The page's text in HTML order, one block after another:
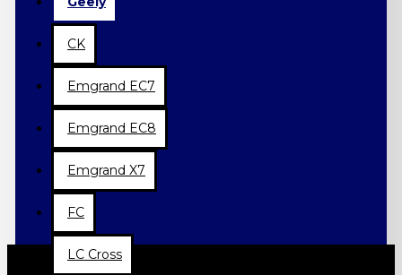
CK
Emgrand EC7
Emgrand EC8
Emgrand X7
FC
LC Cross